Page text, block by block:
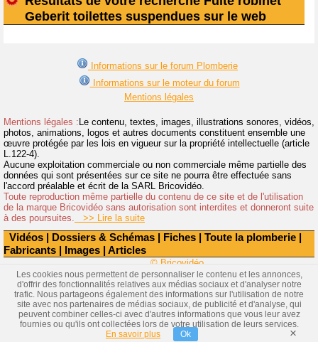
Vidéos | Dossiers & Schémas | Fiches | Toute la plomberie |
Fabricants | Images | Articles
Geberit toilettes suspendues sur le web
Informations sur le forum Plomberie
Informations sur le moteur du forum
Mentions légales
Mentions légales :Le contenu, textes, images, illustrations sonores, vidéos,
photos, animations, logos et autres documents constituent ensemble une
œuvre protégée par les lois en vigueur sur la propriété intellectuelle (article
L.122-4).
Aucune exploitation commerciale ou non commerciale même partielle des
données qui sont présentées sur ce site ne pourra être effectuée sans
l'accord préalable et écrit de la SARL Bricovidéo.
Toute reproduction même partielle du contenu de ce site et de l'utilisation
de la marque Bricovidéo sans autorisation sont interdites et donneront suite
à des poursuites.
>> Lire la suite
© Bricovidéo
Les cookies nous permettent de personnaliser le contenu et les annonces,
d'offrir des fonctionnalités relatives aux médias sociaux et d'analyser notre
trafic. Nous partageons également des informations sur l'utilisation de notre
site avec nos partenaires de médias sociaux, de publicité et d'analyse, qui
peuvent combiner celles-ci avec d'autres informations que vous leur avez
fournies ou qu'ils ont collectées lors de votre utilisation de leurs services.
En savoir plus
Ok ×